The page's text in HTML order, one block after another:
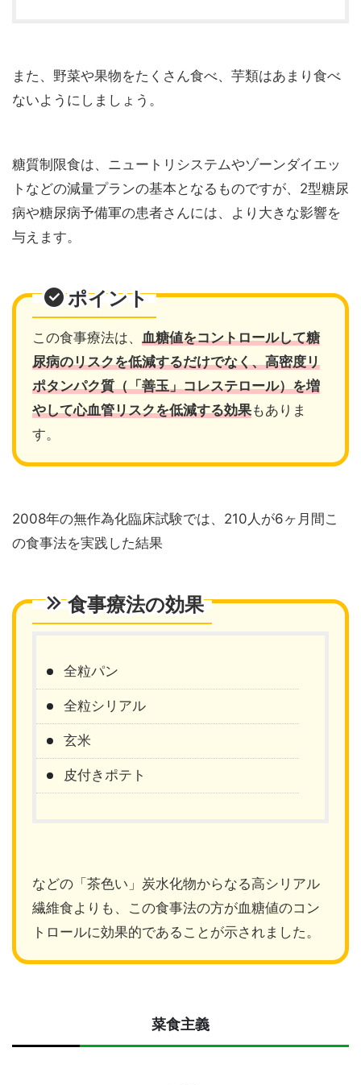
また、野菜や果物をたくさん食べ、芋類はあまり食べ
ないようにしましょう。
糖質制限食は、ニュートリシステムやゾーンダイエッ
トなどの減量プランの基本となるものですが、2型糖尿
病や糖尿病予備軍の患者さんには、より大きな影響を
与えます。
ポイント
この食事療法は、 血糖値をコントロールして糖
尿病のリスクを低減するだけでなく、高密度リ
ポタンパク質（「善玉」コレステロール）を増
やして心血管リスクを低減する効果もありま
す。
2008年の無作為化臨床試験では、210人が6ヶ月間こ
の食事法を実践した結果
食事療法の効果
全粒パン
全粒シリアル
玄米
皮付きポテト
などの「茶色い」炭水化物からなる高シリアル
繊維食よりも、この食事法の方が血糖値のコン
トロールに効果的であることが示されました。
菜食主義